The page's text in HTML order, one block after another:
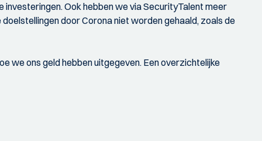
Ook hebben we via SecurityTalent meer
door Corona niet worden gehaald, zoals de
we ons geld hebben uitgegeven. Een overzichtelijke